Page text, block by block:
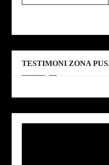
TESTIMONI ZONA